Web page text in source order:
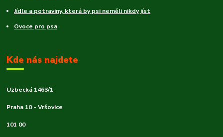
Jídle a potraviny, která by psi neměli nikdy jíst
Ovoce pro psa
Kde nás najdete
Uzbecká 1463/1
Praha 10 - Vršovice
101 00